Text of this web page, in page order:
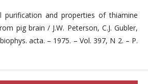
purification and properties of thiamine
pig brain / J.W. Peterson, C.J. Gubler,
acta. – 1975. – Vol. 397, N 2. – P.